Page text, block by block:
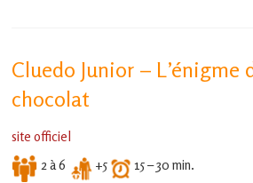
Cluedo Junior – L’énigme
chocolat
site officiel
2 à 6
+5 15 – 30 min.